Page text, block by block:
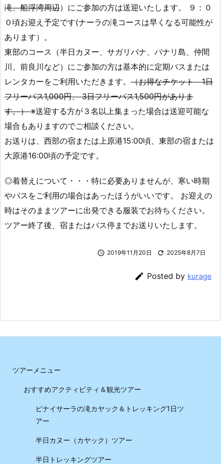
滝、船浮湾周辺）にご参加の方は送迎いたします。 ９：０
０頃お迎え予定です(ナーラの滝コースは早くなる可能性が
あります）。
東部のコース（半日カヌー、サガリバナ、パナリ島、仲間
川、前良川など）にご参加の方は基本的に定期バスまたは
レンタカーをご利用いただきます。 （お得なチケット 1日
フリーパス1,000円、 3日フリーパス1,500円がありま
す。）※送迎する方が３名以上集まった場合は送迎可能な
場合もありますのでご相談ください。
お送りは、西部の宿または上原港15:00頃、東部の宿または
大原港16:00頃の予定です。
◎着替えについて・・・特に必要ありませんが、寒い時期
やバスをご利用の場合はあったほうがいいです。 お迎えの
時はそのままツアーに出発できる服装でお待ちください。
ツアー終了後、宿またはバス停までお送りいたします。
 2019年11月20日  2025年8月7日
 Posted by kurage
ツアーメニュー
おすすめアクティビティ＆観光ツアー
ピナイサーラの滝カヤック＆トレッキング1日ツ
アー
半日カヌー（カヤック）ツアー
半日トレッキングツアー